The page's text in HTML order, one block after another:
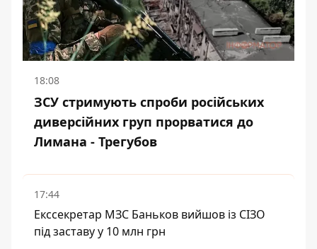
18:08
ЗСУ стримують спроби російських
диверсійних груп прорватися до
Лимана - Трегубов
17:44
Екссекретар МЗС Баньков вийшов із СІЗО
під заставу у 10 млн грн